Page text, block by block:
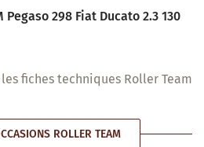
Pegaso 298 Fiat Ducato 2.3 130
les fiches techniques Roller Team
ROLLER TEAM